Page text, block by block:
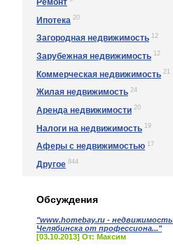
Ремонт
Ипотека 20
Загородная недвижимость 12
Зарубежная недвижимость 12
Коммерческая недвижимость 21
Жилая недвижимость 24
Аренда недвижимости 20
Налоги на недвижимость 19
Аферы с недвижимостью 17
Другое 844
Обсуждения
"www.homebay.ru - недвижимость
Челябинска от профессиона..."
[03.10.2013] От: Максим